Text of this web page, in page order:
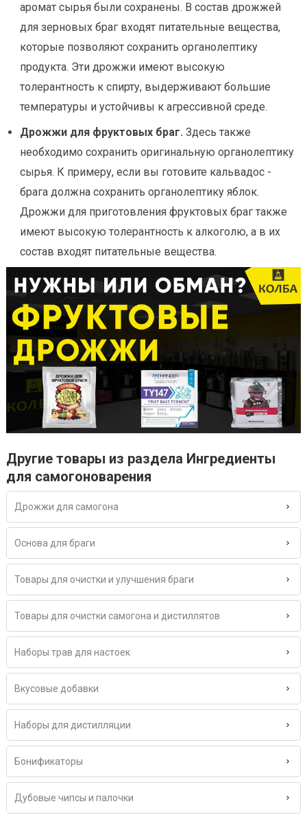
аромат сырья были сохранены. В состав дрожжей
для зерновых браг входят питательные вещества,
которые позволяют сохранить органолептику
продукта. Эти дрожжи имеют высокую
толерантность к спирту, выдерживают большие
температуры и устойчивы к агрессивной среде.
Дрожжи для фруктовых браг. Здесь также
необходимо сохранить оригинальную органолептику
сырья. К примеру, если вы готовите кальвадос -
брага должна сохранить органолептику яблок.
Дрожжи для приготовления фруктовых браг также
имеют высокую толерантность к алкоголю, а в их
состав входят питательные вещества.
Другие товары из раздела Ингредиенты
для самогоноварения
Дрожжи для самогона
Основа для браги
Товары для очистки и улучшения браги
Товары для очистки самогона и дистиллятов
Наборы трав для настоек
Вкусовые добавки
Наборы для дистилляции
Бонификаторы
Дубовые чипсы и палочки